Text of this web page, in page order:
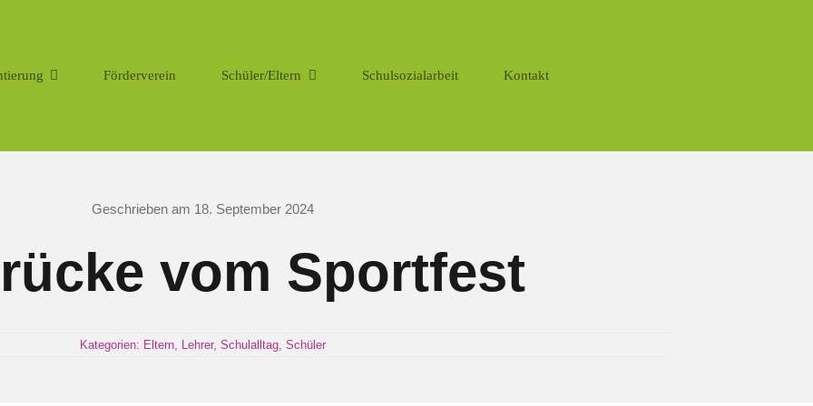
Förderverein Schüler/Eltern Schulsozialarbeit Kontakt
Geschrieben am 18. September 2024
vom Sportfest
Kategorien: Eltern Lehrer,Schulalltag ,Schüler